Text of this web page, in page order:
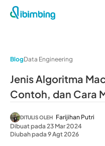
BlogData Engineering
Jenis Algoritma
Contoh, dan Cara
DITULIS OLEH Farijihan Putri
Dibuat pada 23 Mar 2024
Diubah pada 9 Agt 2026